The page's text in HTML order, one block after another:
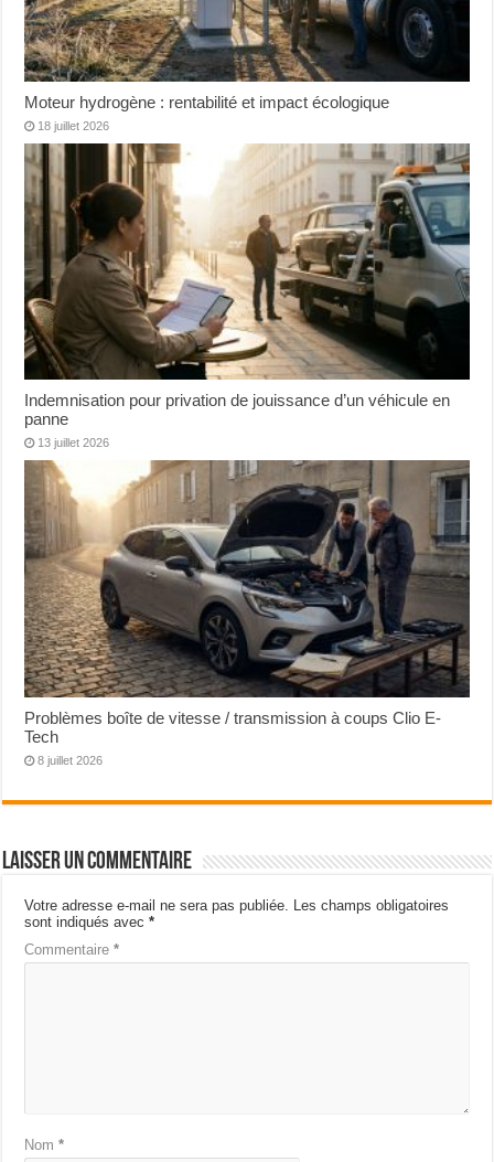
Moteur hydrogène : rentabilité et impact écologique
18 juillet 2026
Indemnisation pour privation de jouissance d’un véhicule en
panne
13 juillet 2026
Problèmes boîte de vitesse / transmission à coups Clio E-
Tech
8 juillet 2026
Laisser un commentaire
Votre adresse e-mail ne sera pas publiée. Les champs obligatoires
sont indiqués avec*
Commentaire*
Nom*